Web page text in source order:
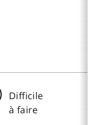
Difficile
à faire